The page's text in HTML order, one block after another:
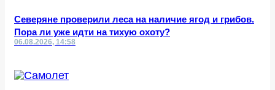
Северяне проверили леса на наличие ягод и грибов.
Пора ли уже идти на тихую охоту?
06.08.2026, 14:58